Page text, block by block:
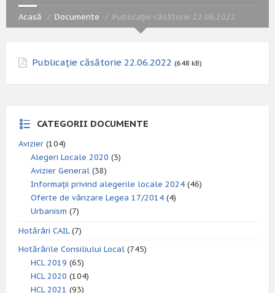
Acasă Documente Publicație căsătorie 22.06.2022
Publicație căsătorie 22.06.2022 (648 kB)
CATEGORII DOCUMENTE
Avizier (104)
Alegeri Locale 2020 (3)
Avizier General (38)
Informații privind alegerile locale 2024 (46)
Oferte de vânzare Legea 17/2014 (4)
Urbanism (7)
Hotărâri CAIL(7)
Hotărârile Consiliului Local (745)
HCL 2019 (65)
HCL 2020 (104)
HCL 2021 (93)